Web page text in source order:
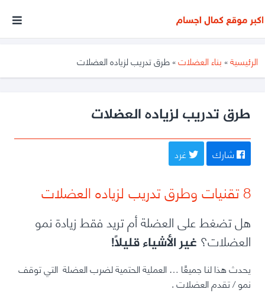
موقع
متخصص
فى
كمال
الأجسام
الرئيسية» بناء العضلات»طرق تدريب لزياده العضلات
طرق تدريب لزياده العضلات
شارك غرد
8 تقنيات وطرق تدريب لزياده العضلات
هل تضغط على العضلة أم تريد فقط زيادة نمو
العضلات؟ غير الأشياء قليلاً!
يحدث هذا لنا جميعًا … العملية الحتمية لضرب العضلة التي توقف
نمو / تقدم العضلات.